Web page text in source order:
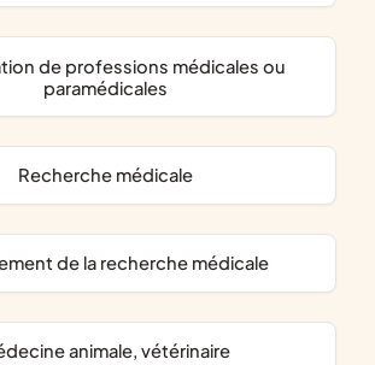
paramédicales
recherche médicale
de la recherche médicale
animale, vétérinaire